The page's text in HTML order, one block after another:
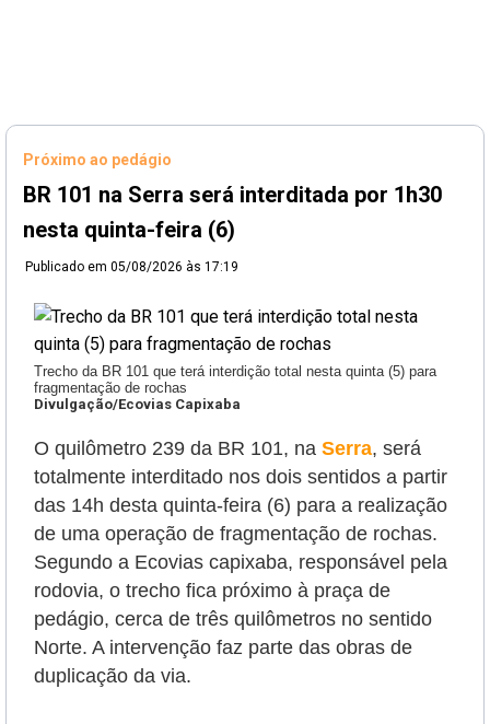
Próximo ao pedágio
BR 101 na Serra será interditada por 1h30
nesta quinta-feira (6)
Publicado em 05/08/2026 às 17:19
Trecho da BR 101 que terá interdição total nesta quinta (5) para
fragmentação de rochas
Divulgação/Ecovias Capixaba
O quilômetro 239 da BR 101, na Serra, será
totalmente interditado nos dois sentidos a partir
das 14h desta quinta-feira (6) para a realização
de uma operação de fragmentação de rochas.
Segundo a Ecovias capixaba, responsável pela
rodovia, o trecho fica próximo à praça de
pedágio, cerca de três quilômetros no sentido
Norte. A intervenção faz parte das obras de
duplicação da via.